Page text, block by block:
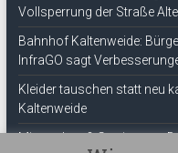
Vollsperrung der Straße
Bahnhof Kaltenweide:
InfraGO sagt
Kleider tauschen statt neu
Kaltenweide
Mitmachen & Gewinnen –